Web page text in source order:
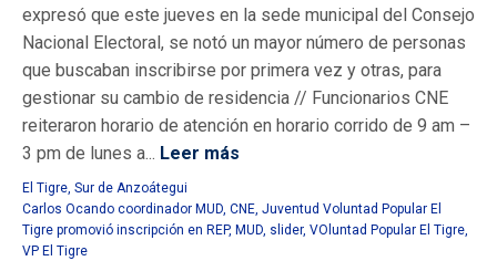
expresó que este jueves en la sede municipal del Consejo
Nacional Electoral, se notó un mayor número de personas
que buscaban inscribirse por primera vez y otras, para
gestionar su cambio de residencia // Funcionarios CNE
reiteraron horario de atención en horario corrido de 9 am –
3 pm de lunes a... Leer más
El Tigre, Sur de Anzoátegui
Carlos Ocando coordinador MUD, CNE, Juventud Voluntad Popular El
Tigre promovió inscripción en REP, MUD, slider, VOluntad Popular El Tigre,
VP El Tigre